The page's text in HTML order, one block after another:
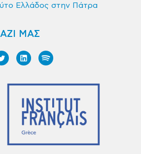
Ελλάδος στην Πάτρα
ΜΑΣ